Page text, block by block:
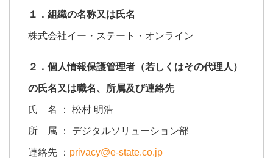
１．組織の名称又は氏名
株式会社イー・ステート・オンライン
２．個人情報保護管理者（若しくはその代理人）
の氏名又は職名、所属及び連絡先
氏 名 ： 松村 明浩
所 属 ： デジタルソリューション部
連絡先 ： privacy@e-state.co.jp